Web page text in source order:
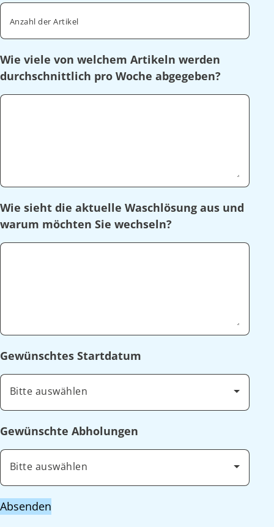
Anzahl der Artikel
Wie viele von welchem Artikeln werden
durchschnittlich pro Woche abgegeben?
Wie sieht die aktuelle Waschlösung aus und
warum möchten Sie wechseln?
Gewünschtes Startdatum
Bitte auswählen
Gewünschte Abholungen
Bitte auswählen
Absenden